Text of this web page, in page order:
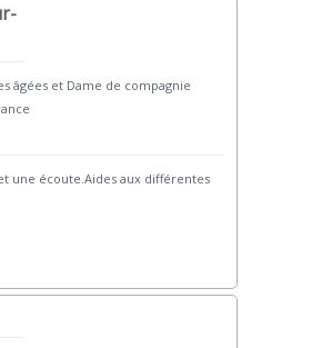
âgées et Dame de compagnie
une écoute.Aides aux différentes